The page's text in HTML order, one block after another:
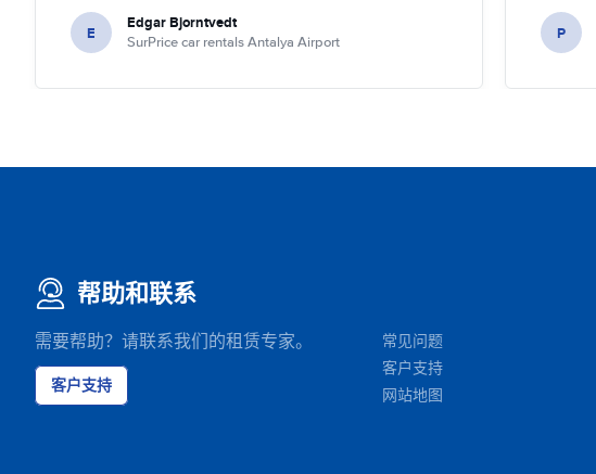
E Edgar Bjorntvedt
SurPrice car rentals Antalya Airport P
帮助和联系
需要帮助？请联系我们的租赁专家。
客户支持
常见问题
客户支持
网站地图